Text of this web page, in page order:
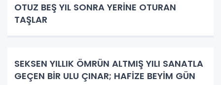
OTUZ BEŞ YIL SONRA YERİNE OTURAN
TAŞLAR
SEKSEN YILLIK ÖMRÜN ALTMIŞ YILI SANATLA
GEÇEN BİR ULU ÇINAR; HAFİZE BEYİM GÜN